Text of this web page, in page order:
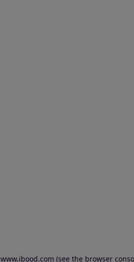
www.ibood.com (see the browser